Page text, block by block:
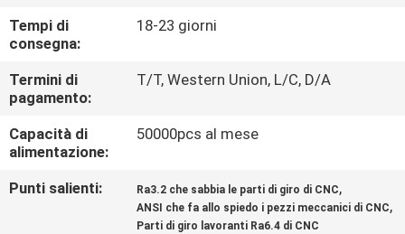
CONTATTACI
NOTIZIE
CHIEDI
PREVENTIVO
Tempi di
consegna:
18-23 giorni
Termini di
pagamento:
T/T, Western Union, L/C, D/A
Capacità di
alimentazione:
50000pcs al mese
Punti salienti: Ra3.2 che sabbia le parti di giro di CNC,
ANSI che fa allo spiedo i pezzi meccanici di CNC,
Parti di giro lavoranti Ra6.4 di CNC